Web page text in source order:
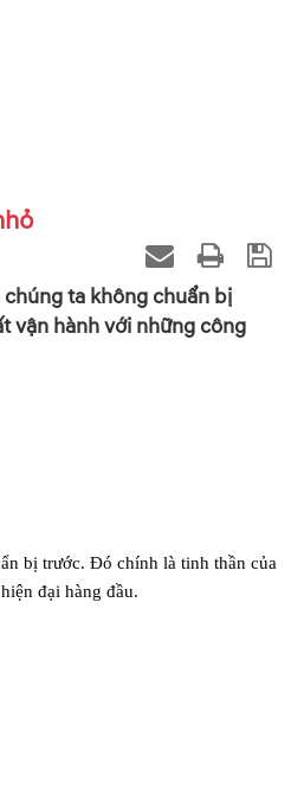
ta không chuẩn bị
vận hành với những công
bị trước. Đó chính là tinh thần của
đại hàng đầu.